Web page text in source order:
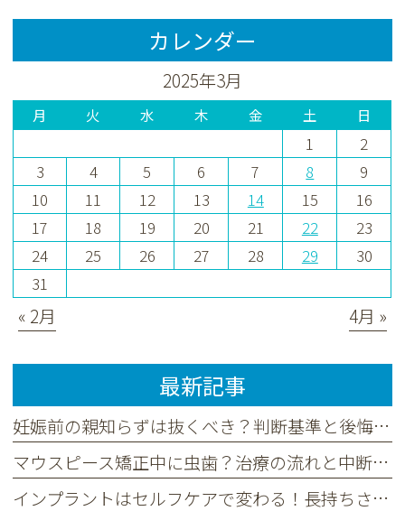
カレンダー
2025年3月
月 火 水 木 金 土 日
1
2
3
4 5 6 7 8
9
10
11 12 13 14 15
16
17
18 19 20 21 22
23
24
25 26 27 28 29
30
31
« 2月 4月 »
最新記事
妊娠前の親知らずは抜くべき？判断基準と後悔しないタイミングを解説
マウスピース矯正中に虫歯？治療の流れと中断リスク、予防法を解説
インプラントはセルフケアで変わる！長持ちさせる毎日の習慣と定期検診